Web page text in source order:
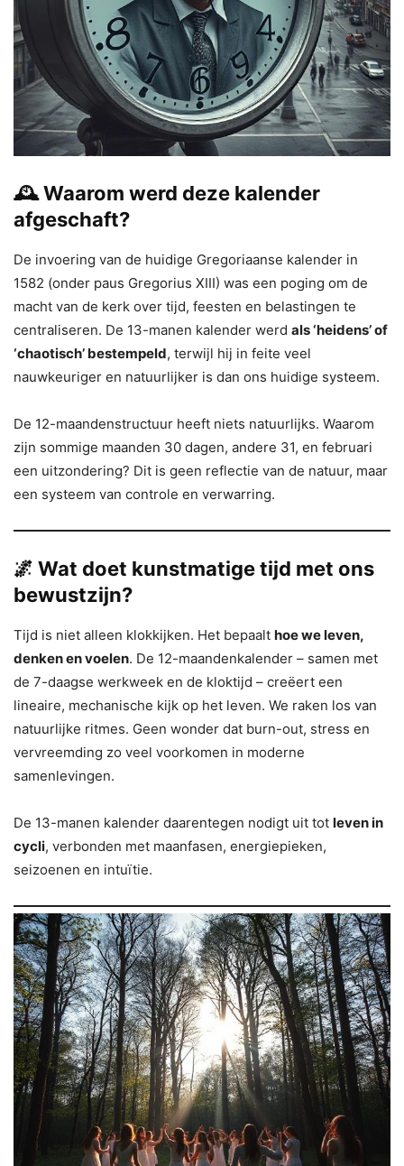
🕰 Waarom werd deze kalender
afgeschaft?
De invoering van de huidige Gregoriaanse kalender in
1582 (onder paus Gregorius XIII) was een poging om de
macht van de kerk over tijd, feesten en belastingen te
centraliseren. De 13-manen kalender werd als ‘heidens’ of
‘chaotisch’ bestempeld, terwijl hij in feite veel
nauwkeuriger en natuurlijker is dan ons huidige systeem.
De 12-maandenstructuur heeft niets natuurlijks. Waarom
zijn sommige maanden 30 dagen, andere 31, en februari
een uitzondering? Dit is geen reflectie van de natuur, maar
een systeem van controle en verwarring.
🌌 Wat doet kunstmatige tijd met ons
bewustzijn?
Tijd is niet alleen klokkijken. Het bepaalt hoe we leven,
denken en voelen. De 12-maandenkalender – samen met
de 7-daagse werkweek en de kloktijd – creëert een
lineaire, mechanische kijk op het leven. We raken los van
natuurlijke ritmes. Geen wonder dat burn-out, stress en
vervreemding zo veel voorkomen in moderne
samenlevingen.
De 13-manen kalender daarentegen nodigt uit tot leven in
cycli, verbonden met maanfasen, energiepieken,
seizoenen en intuïtie.